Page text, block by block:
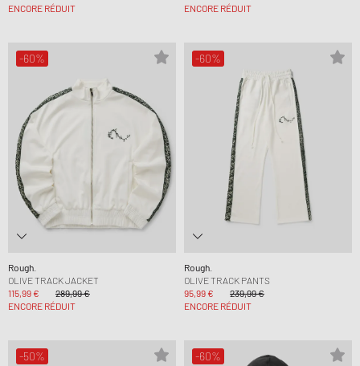
ENCORE RÉDUIT
ENCORE RÉDUIT
-60%
Rough.
OLIVE TRACK JACKET
115,99 €
289,99 €
ENCORE RÉDUIT
-60%
Rough.
OLIVE TRACK PANTS
95,99 €
239,99 €
ENCORE RÉDUIT
-50% -60%